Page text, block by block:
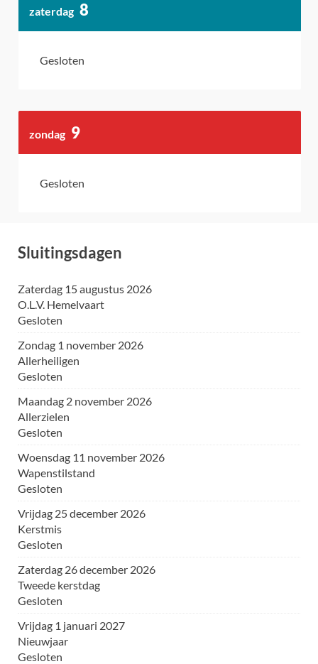
zaterdag 8
Gesloten
zondag 9
Gesloten
Sluitingsdagen
zaterdag 15 augustus 2026
O.L.V. Hemelvaart
Gesloten
zondag 1 november 2026
Allerheiligen
Gesloten
maandag 2 november 2026
Allerzielen
Gesloten
woensdag 11 november 2026
Wapenstilstand
Gesloten
vrijdag 25 december 2026
Kerstmis
Gesloten
zaterdag 26 december 2026
Tweede kerstdag
Gesloten
vrijdag 1 januari 2027
Nieuwjaar
Gesloten